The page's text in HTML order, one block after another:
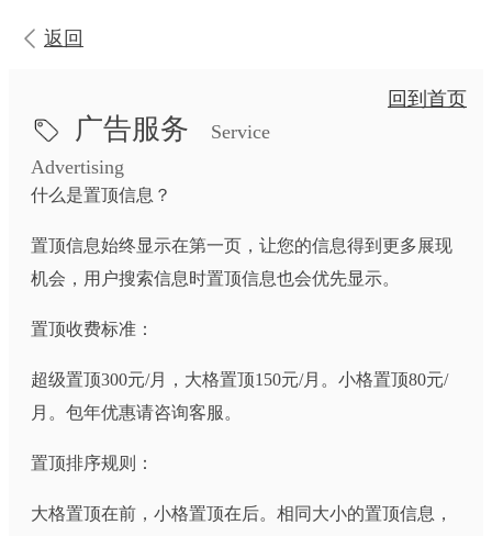
返回
回到首页
广告服务
Service
Advertising
什么是置顶信息？
置顶信息始终显示在第一页，让您的信息得到更多展现
机会，用户搜索信息时置顶信息也会优先显示。
置顶收费标准：
超级置顶300元/月，大格置顶150元/月。小格置顶80元/
月。包年优惠请咨询客服。
置顶排序规则：
大格置顶在前，小格置顶在后。相同大小的置顶信息，